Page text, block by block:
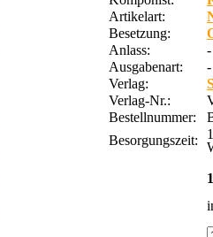
Artikelart:
Besetzung:
Anlass:
-
Ausgabenart:
-
Verlag:
Verlag-Nr.:
Bestellnummer:
Besorgungszeit: